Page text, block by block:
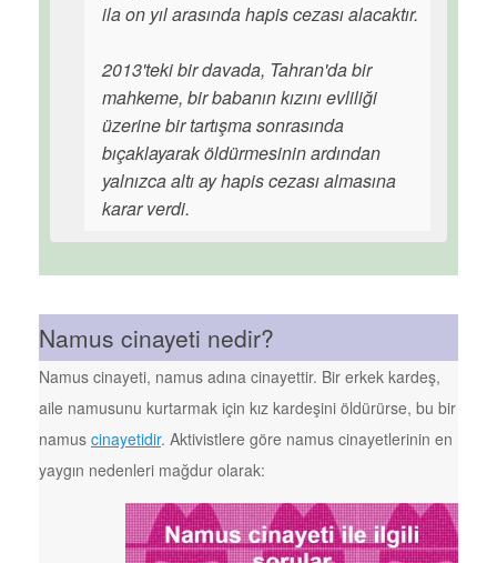
ila on yıl arasında hapis cezası alacaktır.
2013'teki bir davada, Tahran'da bir
mahkeme, bir babanın kızını evliliği
üzerine bir tartışma sonrasında
bıçaklayarak öldürmesinin ardından
yalnızca altı ay hapis cezası almasına
karar verdi.
Namus cinayeti nedir?
Namus cinayeti, namus adına cinayettir. Bir erkek kardeş,
aile namusunu kurtarmak için kız kardeşini öldürürse, bu bir
namus cinayetidir. Aktivistlere göre namus cinayetlerinin en
yaygın nedenleri mağdur olarak: